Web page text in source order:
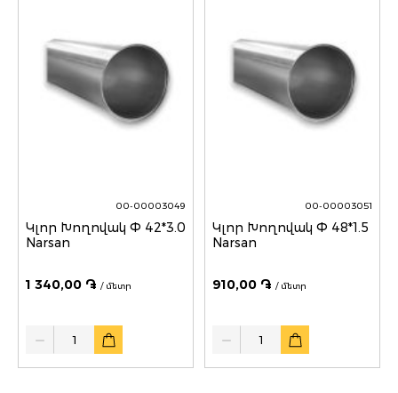
00-00003049
Կլոր Խողովակ Փ 42*3.0
Narsan
1 340,00 ֏ / մետր
Quantity
00-00003051
Կլոր Խողովակ Փ 48*1.5
Narsan
910,00 ֏ / մետր
Quantity